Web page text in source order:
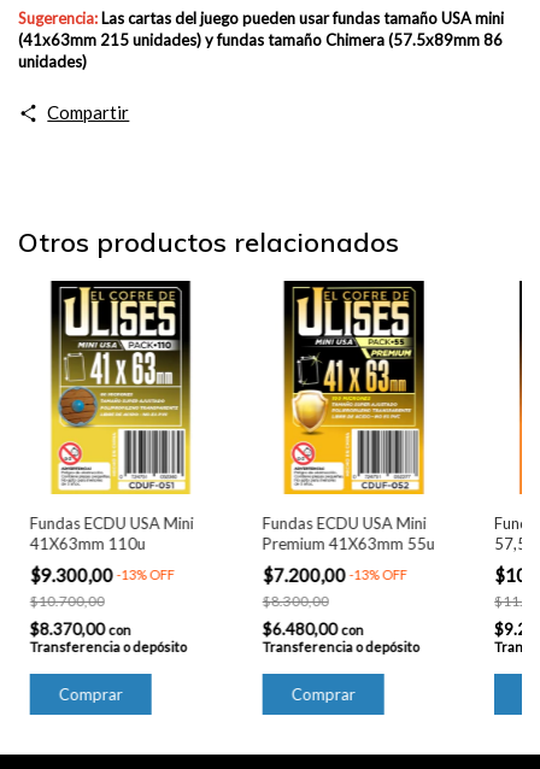
Sugerencia: Las cartas del juego pueden usar fundastamaño USA mini
(41x63mm 215 unidades) y fundas tamaño Chimera(57.5x89mm 86
unidades)
Compartir
Otros productos relacionados
Fundas ECDU USA Mini
41X63mm 110u
$9.300,00-13%OFF
$10.700,00
$8.370,00con
Transferencia o depósito
Fundas ECDU USA Mini
Premium 41X63mm 55u
$7.200,00-13%OFF
$8.300,00
$6.480,00con
Transferencia o depósito